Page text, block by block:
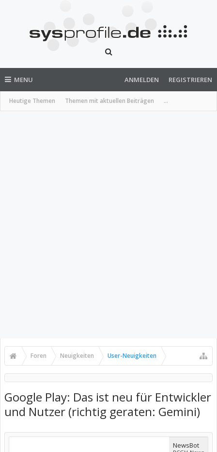
MENU
Heutige Themen Themen mit aktuellen Beiträgen ...
ANMELDEN REGISTRIEREN
Foren Neuigkeiten User-Neuigkeiten
Google Play: Das ist neu für Entwickler
und Nutzer (richtig geraten: Gemini)
NewsBot